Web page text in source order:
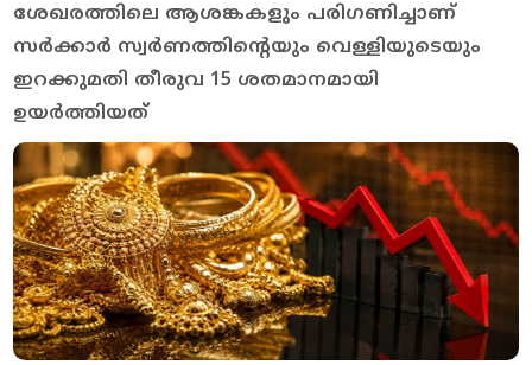
ശേഖരത്തിലെ ആശങ്കകളും പരിഗണിച്ചാണ്
സര്‍ക്കാര്‍ സ്വര്‍ണത്തിന്റെയും വെള്ളിയുടെയും
ഇറക്കുമതി തീരുവ 15 ശതമാനമായി
ഉയര്‍ത്തിയത്